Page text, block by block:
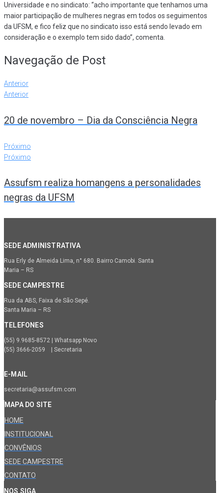
Universidade e no sindicato: “acho importante que tenhamos uma
maior participação de mulheres negras em todos os seguimentos
da UFSM, e fico feliz que no sindicato isso está sendo levado em
consideração e o exemplo tem sido dado”, comenta.
Navegação de Post
Anterior
Anterior
20 de novembro – Dia da Consciência Negra
Próximo
Próximo
Assufsm realiza homangens a personalidades
negras da UFSM
SEDE ADMINISTRATIVA
Rua Erly de Almeida Lima, n° 680. Bairro Camobi. Santa
Maria – RS
SEDE CAMPESTRE
Rua da ABS, Faixa de São Sepé.
Santa Maria – RS
TELEFONES
(55) 9.9685-8572 | Whatsapp Novo
(55) 3666-2059 | Secretaria
E-MAIL
secretaria@assufsm.com
MAPA DO SITE
HOME
INSTITUCIONAL
CONVÊNIOS
SEDE CAMPESTRE
CONTATO
NOS SIGA